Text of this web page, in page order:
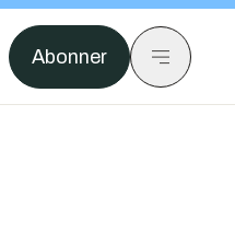
Abonner